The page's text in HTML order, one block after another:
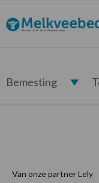
de
hoofdnavigatie
de
hoofd
de
eerste
de
voettekst
Melkveebedrijf.nl
Bemesting
Van onze partner Lely